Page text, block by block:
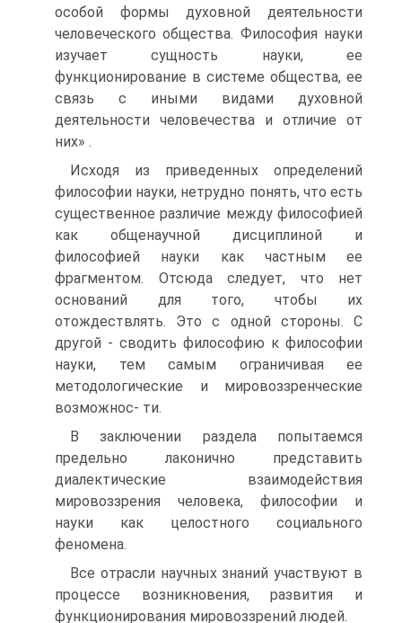
особой формы духовной деятельности
человеческого общества. Философия науки
изучает сущность науки, ее
функционирование в системе общества, ее
связь с иными видами духовной
деятельности человечества и отличие от
них» .
Исходя из приведенных определений
философии науки, нетрудно понять, что есть
существенное различие между философией
как общенаучной дисциплиной и
философией науки как частным ее
фрагментом. Отсюда следует, что нет
оснований для того, чтобы их
отождествлять. Это с одной стороны. С
другой - сводить философию к философии
науки, тем самым ограничивая ее
методологические и мировоззренческие
возможнос- ти.
В заключении раздела попытаемся
предельно лаконично представить
диалектические взаимодействия
мировоззрения человека, философии и
науки как целостного социального
феномена.
Все отрасли научных знаний участвуют в
процессе возникновения, развития и
функционирования мировоззрений людей.